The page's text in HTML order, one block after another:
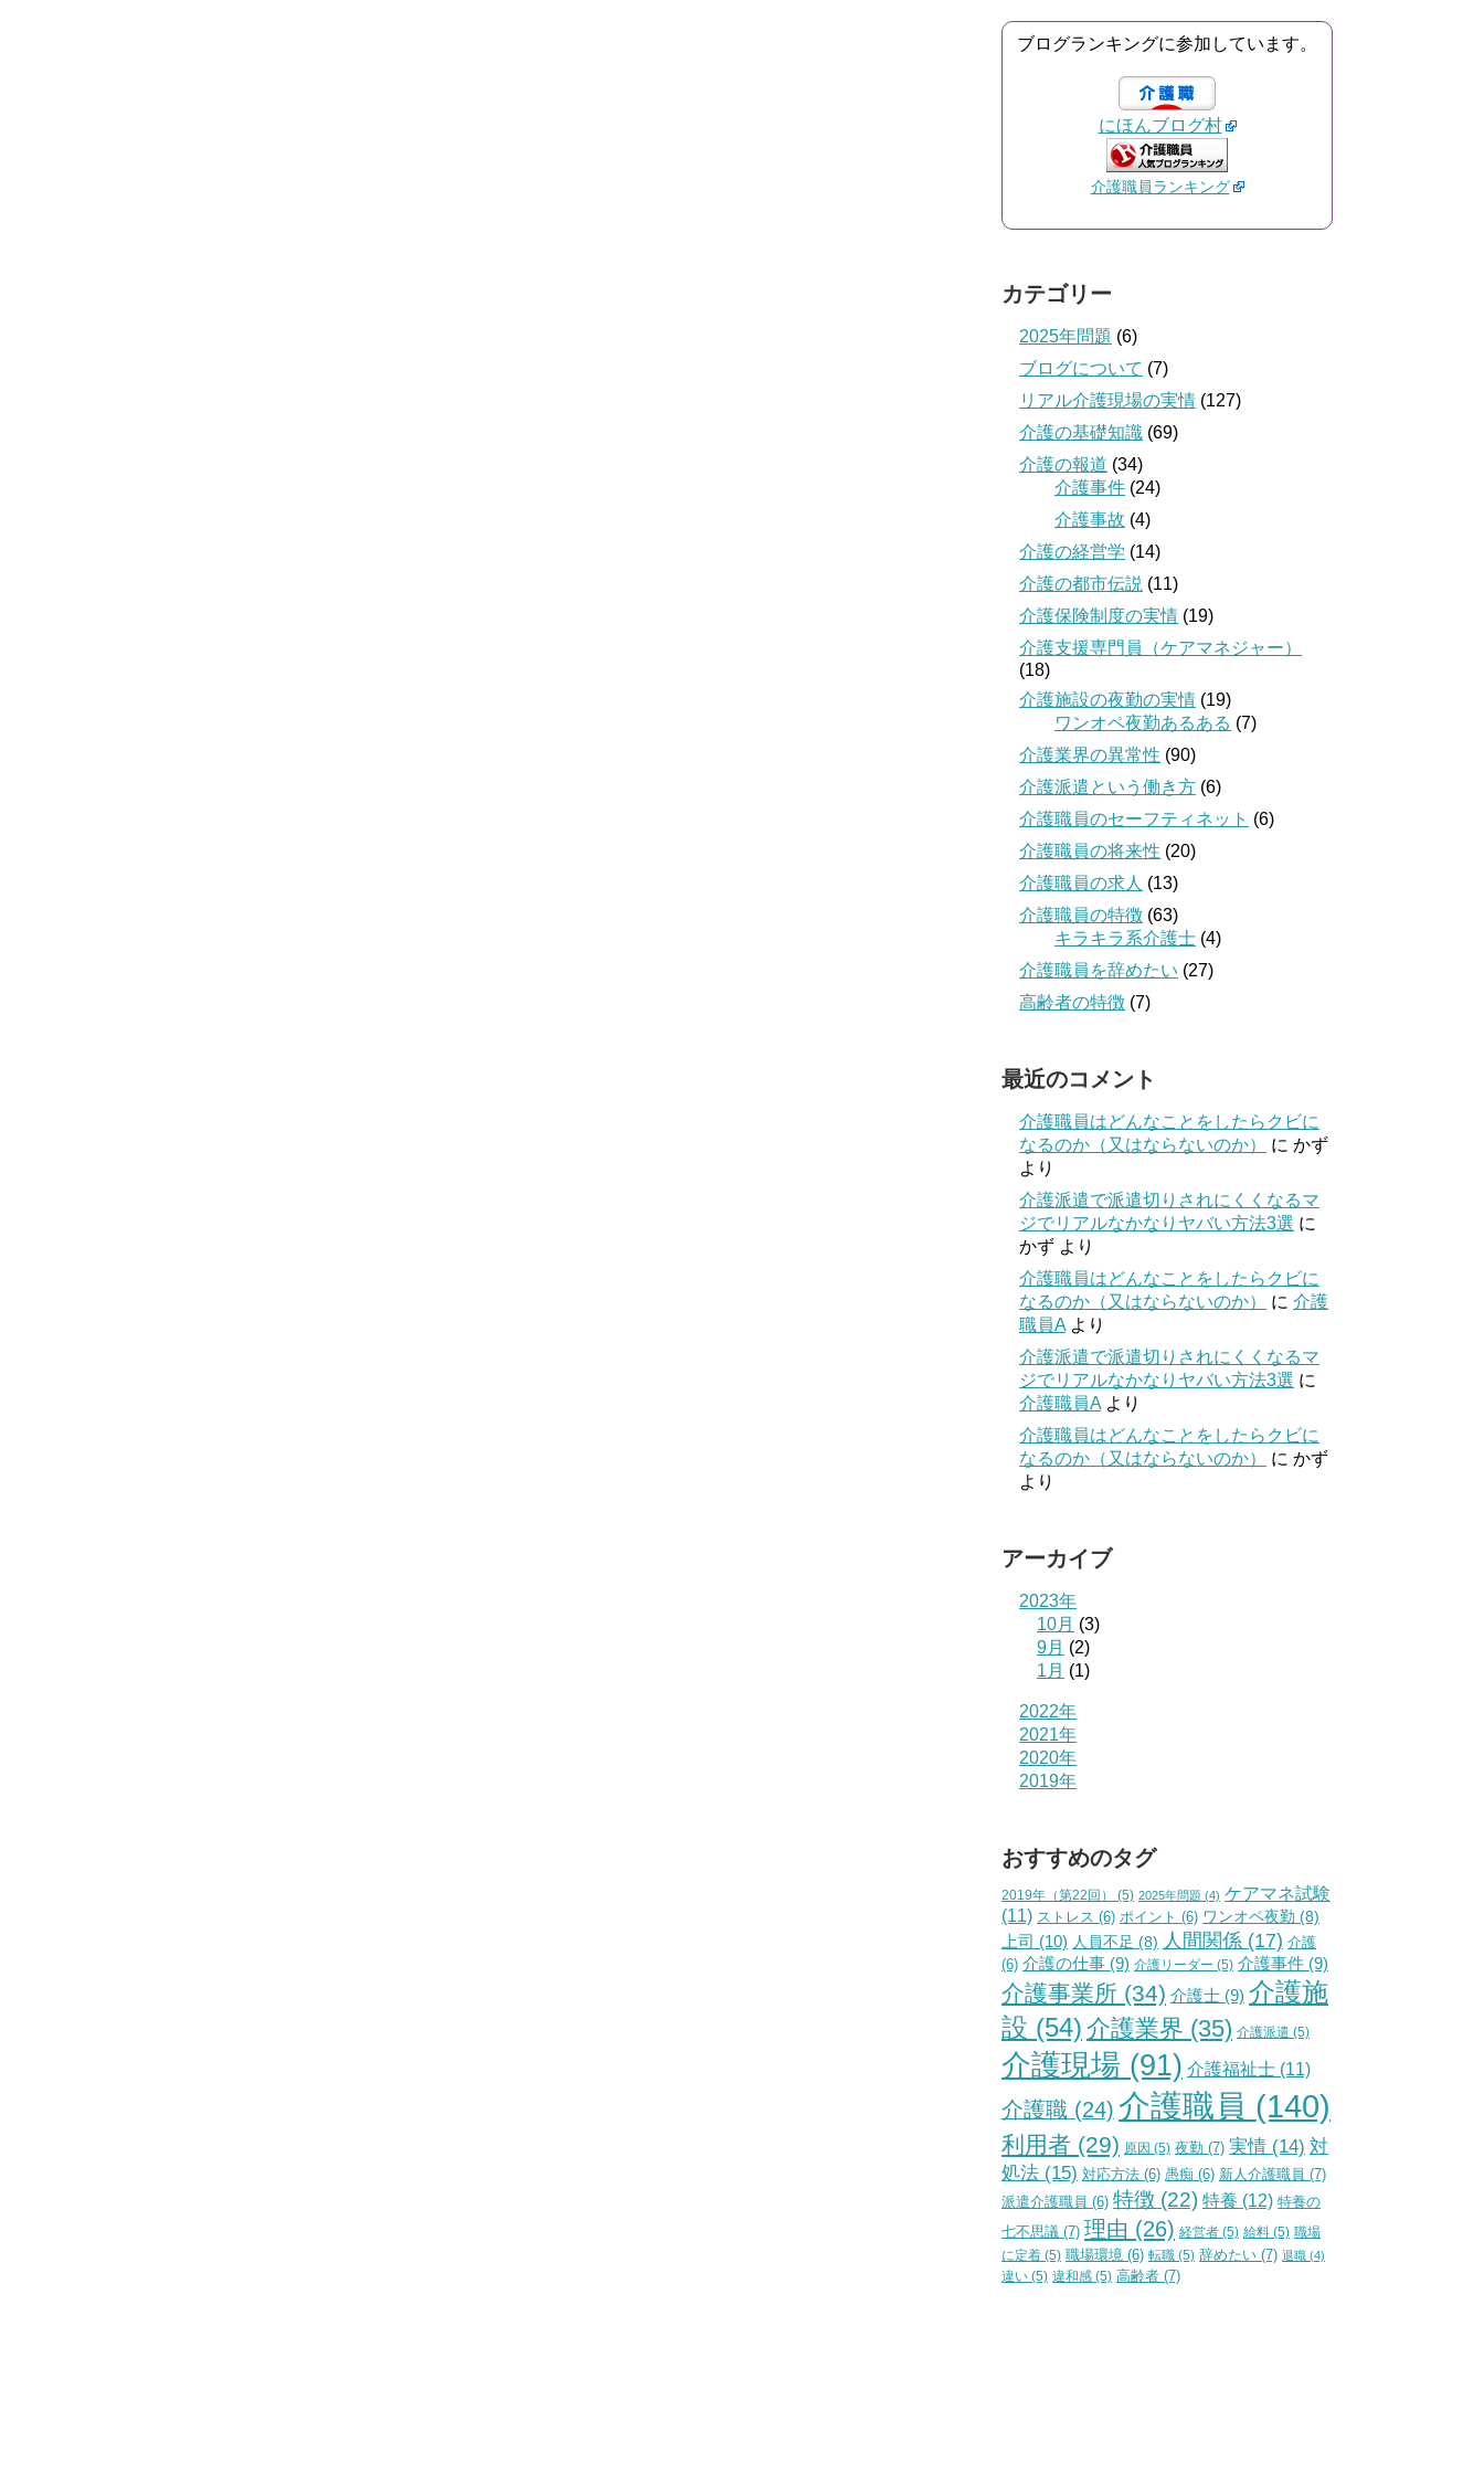
ブログランキングに参加しています。
にほんブログ村
介護職員ランキング
カテゴリー
2025年問題 (6)
ブログについて (7)
リアル介護現場の実情 (127)
介護の基礎知識 (69)
介護の報道 (34)
介護事件 (24)
介護事故 (4)
介護の経営学 (14)
介護の都市伝説 (11)
介護保険制度の実情 (19)
介護支援専門員（ケアマネジャー）
(18)
介護施設の夜勤の実情 (19)
ワンオペ夜勤あるある (7)
介護業界の異常性 (90)
介護派遣という働き方 (6)
介護職員のセーフティネット (6)
介護職員の将来性 (20)
介護職員の求人 (13)
介護職員の特徴 (63)
キラキラ系介護士 (4)
介護職員を辞めたい (27)
高齢者の特徴 (7)
最近のコメント
介護職員はどんなことをしたらクビに
なるのか（又はならないのか）
に かず
より
介護派遣で派遣切りされにくくなるマ
ジでリアルなかなりヤバい方法3選 に
かず より
介護職員はどんなことをしたらクビに
なるのか（又はならないのか）
に 介護
職員A より
介護派遣で派遣切りされにくくなるマ
ジでリアルなかなりヤバい方法3選 に
介護職員A より
介護職員はどんなことをしたらクビに
なるのか（又はならないのか）
に かず
より
アーカイブ
2023年
10月 (3)
9月 (2)
1月 (1)
2022年
2021年
2020年
2019年
おすすめのタグ
2019年（第22回） (5) 2025年問題 (4) ケアマネ試験
(11) ストレス (6) ポイント (6) ワンオペ夜勤 (8)
上司 (10) 人員不足 (8) 人間関係 (17) 介護
(6) 介護の仕事 (9) 介護リーダー (5) 介護事件 (9)
介護事業所 (34) 介護士 (9) 介護施
設 (54) 介護業界 (35) 介護派遣 (5)
介護現場 (91) 介護福祉士 (11)
介護職 (24) 介護職員 (140)
利用者 (29) 原因 (5) 夜勤 (7) 実情 (14) 対
処法 (15) 対応方法 (6) 愚痴 (6) 新人介護職員 (7)
派遣介護職員 (6) 特徴 (22) 特養 (12) 特養の
七不思議 (7) 理由 (26) 経営者 (5) 給料 (5) 職場
に定着 (5) 職場環境 (6) 転職 (5) 辞めたい (7) 退職 (4)
違い (5) 違和感 (5) 高齢者 (7)